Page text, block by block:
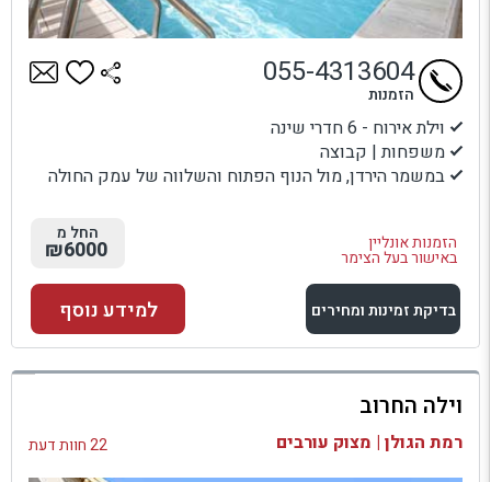
וילת אירוח - 6 חדרי שינה
משפחות | קבוצה
במשמר הירדן, מול הנוף הפתוח והשלווה של עמק החולה
הזמנות אונליין
באישור בעל הצימר
055-4313604
הזמנות
החל מ
₪6000
בדיקת זמינות ומחירים
למתחם זה
בדיקת זמינות ומחירים
למידע נוסף
וילה החרוב
רמת הגולן | מצוק עורבים 22 חוות דעת